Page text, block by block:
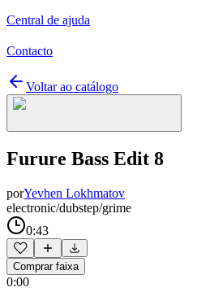
Central de ajuda
Contacto
Voltar ao catálogo
Furure Bass Edit 8
porYevhen Lokhmatov
electronic/dubstep/grime
0:43
Comprar faixa
0:00